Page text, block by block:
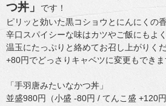
つ丼」
です！
ピリッと効いた黒コショウとにんにくの
辛口スパイシーな味はカツやご飯にもよ
温玉にたっぷりと絡めてお召し上がりく
+80円でどっさりキャベツに変更もできま
「手羽唐みたいなかつ丼」
並盛980円（小盛 -80円 / てんこ盛 +120